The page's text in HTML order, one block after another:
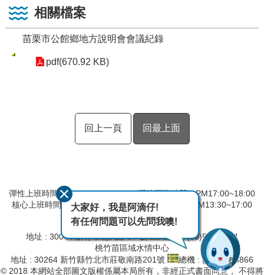
相關檔案
苗栗市公館鄉地方說明會會議紀錄
pdf(670.92 KB)
回上一頁 回最上面
彈性上班時間：AM8:00~09:00 彈性下班時間：PM17:00~18:00
核心上班時間：星期一 ~ 星期五 AM09:00~12:30 PM13:30~17:00
第二河川分署
地址 : 30044 新竹市北大路 97 號
總機 : (03)532-2334
桃竹苗區域水情中心
地址 : 30264 新竹縣竹北市莊敬南路201號
總機 : (03)657-8866
© 2018 本網站全部圖文版權係屬本局所有，非經正式書面同意， 不得將
大家好，我是阿滴仔!
有任何問題可以先問我噢!